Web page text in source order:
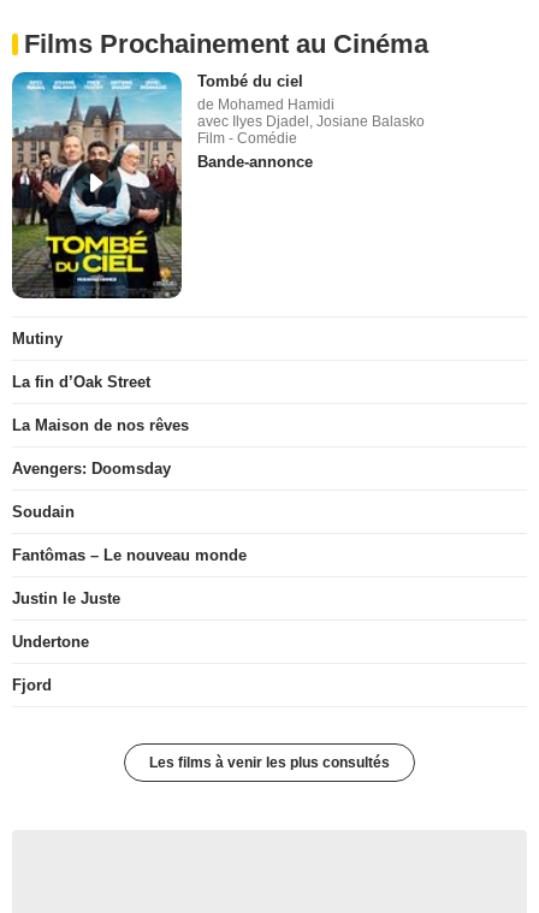
Films Prochainement au Cinéma
Tombé du ciel
de Mohamed Hamidi
avec Ilyes Djadel, Josiane Balasko
Film - Comédie
Bande-annonce
Mutiny
La fin d’Oak Street
La Maison de nos rêves
Avengers: Doomsday
Soudain
Fantômas – Le nouveau monde
Justin le Juste
Undertone
Fjord
Les films à venir les plus consultés